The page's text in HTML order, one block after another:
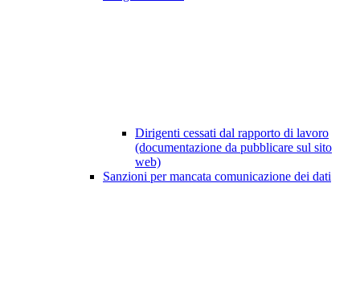
Dirigenti cessati dal rapporto di lavoro
(documentazione da pubblicare sul sito
web)
Sanzioni per mancata comunicazione dei dati